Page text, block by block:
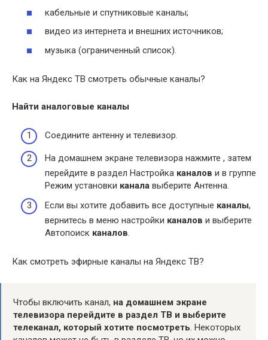
кабельные и спутниковые каналы;
видео из интернета и внешних источников;
музыка (ограниченный список).
Как на Яндекс ТВ смотреть обычные каналы?
Найти аналоговые каналы
Соедините антенну и телевизор.
На домашнем экране телевизора нажмите , затем
перейдите в раздел Настройка каналов и в группе
Режим установки канала выберите Антенна.
Если вы хотите добавить все доступные каналы,
вернитесь в меню настройки каналов и выберите
Автопоиск каналов.
Как смотреть эфирные каналы на Яндекс ТВ?
Чтобы включить канал, на домашнем экране
телевизора перейдите в раздел ТВ и выберите
телеканал, который хотите посмотреть. Некоторых